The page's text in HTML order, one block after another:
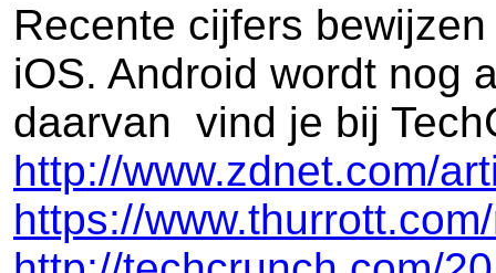
Recente cijfers
iOS. Android wordt nog
daarvan vind je bij
http://www.zdnet.com/
https://